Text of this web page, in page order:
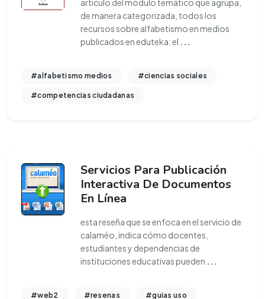
artículo del módulo temático que agrupa,
de manera categorizada, todos los
recursos sobre alfabetismo en medios
publicados en eduteka: el ...
#alfabetismo medios #ciencias sociales
#competencias ciudadanas
Servicios Para Publicación
Interactiva De Documentos
En Línea
esta reseña que se enfoca en el servicio de
calaméo, indica cómo docentes,
estudiantes y dependencias de
instituciones educativas pueden ...
#web2 #resenas #guias uso